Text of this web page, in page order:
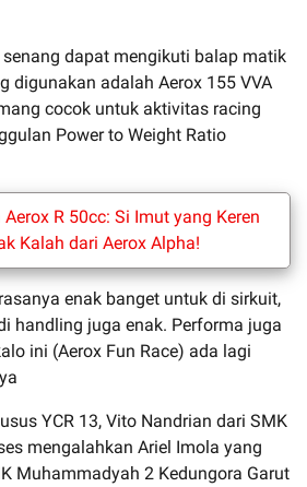
dapat mengikuti balap matik
digunakan adalah Aerox 155 VVA
cocok untuk aktivitas racing
Power to Weight Ratio
R 50cc: Si Imut yang Keren
Kalah dari Aerox Alpha!
enak banget untuk di sirkuit,
handling juga enak. Performa juga
ini (Aerox Fun Race) ada lagi
YCR 13, Vito Nandrian dari SMK
mengalahkan Ariel Imola yang
Muhammadyah 2 Kedungora Garut